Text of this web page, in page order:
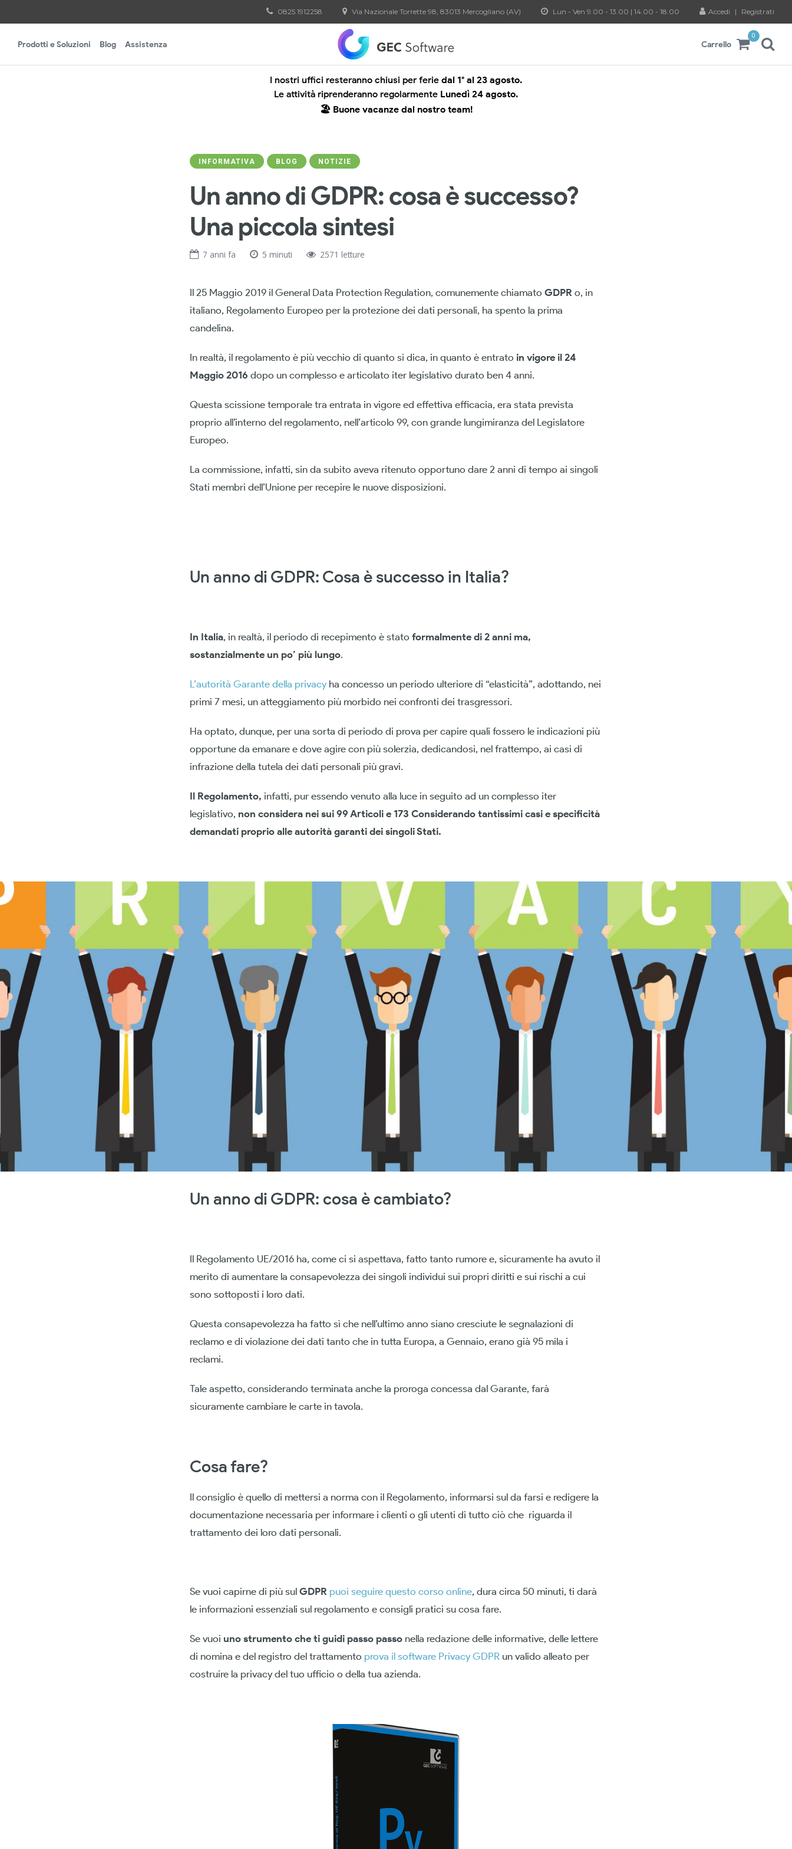
0825 1912258 Via Nazionale Torrette 98, 83013 Mercogliano (AV) Lun - Ven 9.00 - 13.00 | 14.00 - 18.00 Accedi | Registrati
Prodotti e Soluzioni Blog Assistenza Carrello
0
I nostri uffici resteranno chiusi per ferie dal 1° al 23 agosto.
Le attività riprenderanno regolarmente Lunedì 24 agosto.
🏖️ Buone vacanze dal nostro team!
INFORMATIVA BLOG NOTIZIE
Un anno di GDPR: cosa è successo?
Una piccola sintesi
7 anni fa 5 minuti 2571 letture
Il 25 Maggio 2019 il General Data Protection Regulation, comunemente chiamato GDPR o, in
italiano, Regolamento Europeo per la protezione dei dati personali, ha spento la prima
candelina.
In realtà, il regolamento è più vecchio di quanto si dica, in quanto è entrato in vigore il 24
Maggio 2016 dopo un complesso e articolato iter legislativo durato ben 4 anni.
Questa scissione temporale tra entrata in vigore ed effettiva efficacia, era stata prevista
proprio all’interno del regolamento, nell’articolo 99, con grande lungimiranza del Legislatore
Europeo.
La commissione, infatti, sin da subito aveva ritenuto opportuno dare 2 anni di tempo ai singoli
Stati membri dell’Unione per recepire le nuove disposizioni.
Un anno di GDPR: Cosa è successo in Italia?
In Italia, in realtà, il periodo di recepimento è stato formalmente di 2 anni ma,
sostanzialmente un po’ più lungo.
L’autorità Garante della privacyha concesso un periodo ulteriore di “elasticità”, adottando, nei
primi 7 mesi, un atteggiamento più morbido nei confronti dei trasgressori.
Ha optato, dunque, per una sorta di periodo di prova per capire quali fossero le indicazioni più
opportune da emanare e dove agire con più solerzia, dedicandosi, nel frattempo, ai casi di
infrazione della tutela dei dati personali più gravi.
Il Regolamento, infatti, pur essendo venuto alla luce in seguito ad un complesso iter
legislativo, non considera nei sui 99 Articoli e 173 Considerando tantissimi casi e specificità
demandati proprio alle autorità garanti dei singoli Stati.
Un anno di GDPR: cosa è cambiato?
Il Regolamento UE/2016 ha, come ci si aspettava, fatto tanto rumore e, sicuramente ha avuto il
merito di aumentare la consapevolezza dei singoli individui sui propri diritti e sui rischi a cui
sono sottoposti i loro dati.
Questa consapevolezza ha fatto sì che nell’ultimo anno siano cresciute le segnalazioni di
reclamo e di violazione dei dati tanto che in tutta Europa, a Gennaio, erano già 95 mila i
reclami.
Tale aspetto, considerando terminata anche la proroga concessa dal Garante, farà
sicuramente cambiare le carte in tavola.
Cosa fare?
Il consiglio è quello di mettersi a norma con il Regolamento, informarsi sul da farsi e redigere la
documentazione necessaria per informare i clienti o gli utenti di tutto ciò che riguarda il
trattamento dei loro dati personali.
Se vuoi capirne di più sul GDPR puoi seguire questo corso online, dura circa 50 minuti, ti darà
le informazioni essenziali sul regolamento e consigli pratici su cosa fare.
Se vuoi uno strumento che ti guidi passo passo nella redazione delle informative, delle lettere
di nomina e del registro del trattamento prova il software Privacy GDPR un valido alleato per
costruire la privacy del tuo ufficio o della tua azienda.